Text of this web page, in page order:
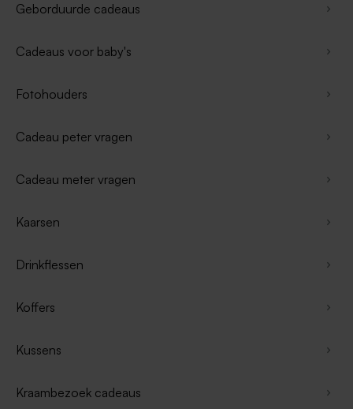
Geborduurde cadeaus
Cadeaus voor baby's
Fotohouders
Cadeau peter vragen
Cadeau meter vragen
Kaarsen
Drinkflessen
Koffers
Kussens
Kraambezoek cadeaus